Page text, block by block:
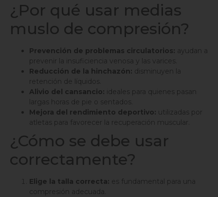
¿Por qué usar medias
muslo de compresión?
Prevención de problemas circulatorios: ayudan a
prevenir la insuficiencia venosa y las varices.
Reducción de la hinchazón: disminuyen la
retención de líquidos.
Alivio del cansancio: ideales para quienes pasan
largas horas de pie o sentados.
Mejora del rendimiento deportivo: utilizadas por
atletas para favorecer la recuperación muscular.
¿Cómo se debe usar
correctamente?
Elige la talla correcta: es fundamental para una
compresión adecuada.